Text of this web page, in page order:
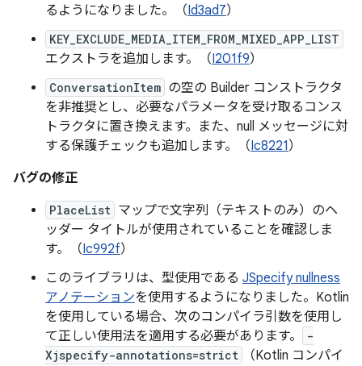
るようになりました。（Id3ad7）
KEY_EXCLUDE_MEDIA_ITEM_FROM_MIXED_APP_LIST
エクストラを追加します。（I201f9）
ConversationItem の空の Builder コンストラクタ
を非推奨とし、必要なパラメータを受け取るコンス
トラクタに置き換えます。また、null メッセージに対
する保護チェックも追加します。（Ic8221）
バグの修正
PlaceList マップで文字列（テキストのみ）のヘ
ッダー タイトルが使用されていることを確認しま
す。（Ic992f）
このライブラリは、型使用である JSpecify nullness
アノテーションを使用するようになりました。Kotlin
を使用している場合、次のコンパイラ引数を使用し
て正しい使用法を適用する必要があります。
-
Xjspecify-annotations=strict
（Kotlin コンパイ